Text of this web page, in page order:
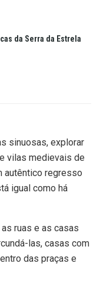
da Serra da Estrela
sinuosas, explorar
vilas medievais de
autêntico regresso
igual como há
ruas e as casas
las, casas com
das praças e